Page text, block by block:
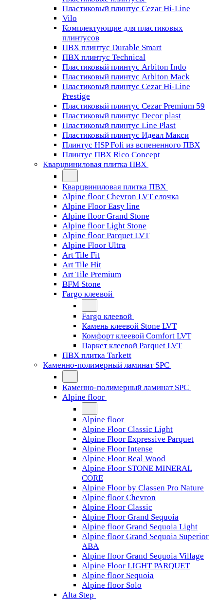
Пластиковый плинтус Cezar Hi-Line
Vilo
Комплектующие для пластиковых
плинтусов
ПВХ плинтус Durable Smart
ПВХ плинтус Technical
Пластиковый плинтус Arbiton Indo
Пластиковый плинтус Arbiton Mack
Пластиковый плинтус Cezar Hi-Line
Prestige
Пластиковый плинтус Cezar Premium 59
Пластиковый плинтус Decor plast
Пластиковый плинтус Line Plast
Пластиковый плинтус Идеал Макси
Плинтус HSP Foli из вспененного ПВХ
Плинтус ПВХ Rico Concept
Кварцвиниловая плитка ПВХ
Кварцвиниловая плитка ПВХ
Alpine floor Chevron LVT елочка
Alpine Floor Easy line
Alpine floor Grand Stone
Alpine floor Light Stone
Alpine floor Parquet LVT
Alpine Floor Ultra
Art Tile Fit
Art Tile Hit
Art Tile Premium
BFM Stone
Fargo клеевой
Fargo клеевой
Камень клеевой Stone LVT
Комфорт клеевой Comfort LVT
Паркет клеевой Parquet LVT
ПВХ плитка Tarkett
Каменно-полимерный ламинат SPC
Каменно-полимерный ламинат SPC
Alpine floor
Alpine floor
Alpine Floor Classic Light
Alpine Floor Expressive Parquet
Alpine Floor Intense
Alpine Floor Real Wood
Alpine Floor STONE MINERAL
CORE
Alpine Floor by Classen Pro Nature
Alpine floor Chevron
Alpine Floor Classic
Alpine Floor Grand Sequoia
Alpine floor Grand Sequoia Light
Alpine floor Grand Sequoia Superior
ABA
Alpine floor Grand Sequoia Village
Alpine Floor LIGHT PARQUET
Alpine floor Sequoia
Alpine floor Solo
Alta Step